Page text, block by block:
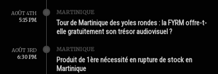
AOÛT 4TH
5:15 PM
MARTINIQUE
Tour de Martinique des yoles rondes : la FYRM offre-t-
elle gratuitement son trésor audiovisuel ?
AOÛT 3RD
6:30 PM
MARTINIQUE
Produit de 1ère nécessité en rupture de stock en
Martinique